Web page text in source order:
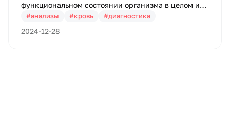
функциональном состоянии организма в целом и
органов в отдельности.
#анализы #кровь #диагностика
2024-12-28